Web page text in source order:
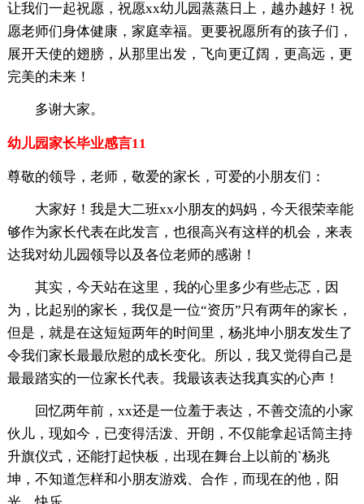
让我们一起祝愿，祝愿xx幼儿园蒸蒸日上，越办越好！祝
愿老师们身体健康，家庭幸福。更要祝愿所有的孩子们，
展开天使的翅膀，从那里出发，飞向更辽阔，更高远，更
完美的未来！
多谢大家。
幼儿园家长毕业感言11
尊敬的领导，老师，敬爱的家长，可爱的小朋友们：
大家好！我是大二班xx小朋友的妈妈，今天很荣幸能
够作为家长代表在此发言，也很高兴有这样的机会，来表
达我对幼儿园领导以及各位老师的感谢！
其实，今天站在这里，我的心里多少有些忐忑，因
为，比起别的家长，我仅是一位“资历”只有两年的家长，
但是，就是在这短短两年的时间里，杨兆坤小朋友发生了
令我们家长最最欣慰的成长变化。所以，我又觉得自己是
最最踏实的一位家长代表。我最该表达我真实的心声！
回忆两年前，xx还是一位羞于表达，不善交流的小家
伙儿，现如今，已变得活泼、开朗，不仅能拿起话筒主持
升旗仪式，还能打起快板，出现在舞台上以前的`杨兆
坤，不知道怎样和小朋友游戏、合作，而现在的他，阳